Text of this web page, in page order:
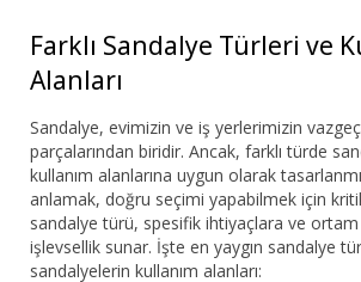
Farklı Sandalye Türleri ve
Alanları
Sandalye, evimizin ve iş yerlerimizin
parçalarından biridir. Ancak, farklı türde
kullanım alanlarına uygun olarak
anlamak, doğru seçimi yapabilmek için
sandalye türü, spesifik ihtiyaçlara ve
işlevsellik sunar. İşte en yaygın sandalye
sandalyelerin kullanım alanları: